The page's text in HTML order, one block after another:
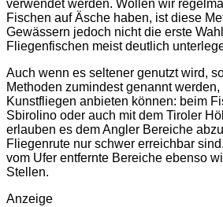
verwendet werden. Wollen wir
Fischen auf Äsche haben, ist diese
Gewässern jedoch nicht die erste
Fliegenfischen meist deutlich
Auch wenn es seltener genutzt wird,
Methoden zumindest genannt
Kunstfliegen anbieten können: beim
Sbirolino oder auch mit dem Tiroler
erlauben es dem Angler Bereiche
Fliegenrute nur schwer erreichbar
vom Ufer entfernte Bereiche ebenso
Stellen.
Anzeige